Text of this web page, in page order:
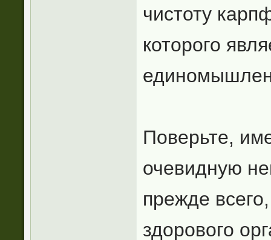
чистоту
которого
Поверьте,
очевидную
прежде
здорового